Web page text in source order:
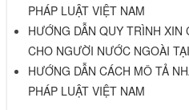
PHÁP LUẬT VIỆT NAM
HƯỚNG DẪN QUY TRÌNH XIN
CHO NGƯỜI NƯỚC NGOÀI
HƯỚNG DẪN CÁCH MÔ TẢ
PHÁP LUẬT VIỆT NAM